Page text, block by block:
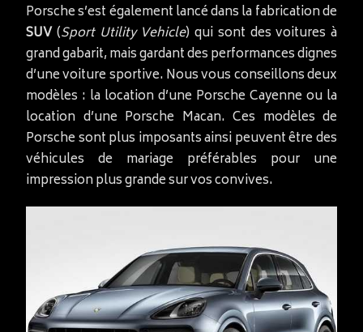
Porsche s’est également lancé dans la fabrication de
SUV(Sport Utility Vehicle) qui sont des voitures à
grand gabarit, mais gardant des performances dignes
d’une voiture sportive. Nous vous conseillons deux
modèles : la location d’une Porsche Cayenne ou la
location d’une Porsche Macan. Ces modèles de
Porsche sont plus imposants ainsi peuvent être des
véhicules de mariage préférables pour une
impression plus grande sur vos convives.